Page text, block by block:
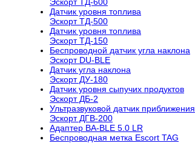
Датчик уровня топлива
Эскорт ТД-500
Датчик уровня топлива
Эскорт ТД-150
Беспроводной датчик угла наклона
Эскорт DU-BLE
Датчик угла наклона
Эскорт ДУ-180
Датчик уровня сыпучих продуктов
Эскорт ДБ-2
Ультразвуковой датчик приближения
Эскорт ДГВ-200
Aдаптер BA-BLE 5.0 LR
Беспроводная метка Escort TAG